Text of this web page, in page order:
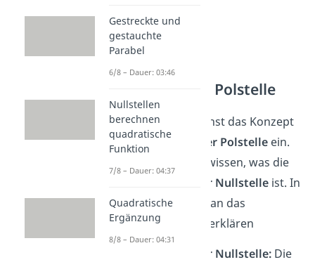
Ordnung der Polstelle
Wir führen zunächst das Konzept
derOrdnung einer Polstelle ein.
Hierzu musst du wissen, was die
Vielfachheit einer Nullstelle ist. In
Worten könnte man das
folgendermaßen erklären
Vielfachheit einer Nullstelle: Die
Gestreckte und
gestauchte
Parabel
6/8 – Dauer: 03:46
Nullstellen
berechnen
quadratische
Funktion
7/8 – Dauer: 04:37
Quadratische
Ergänzung
8/8 – Dauer: 04:31